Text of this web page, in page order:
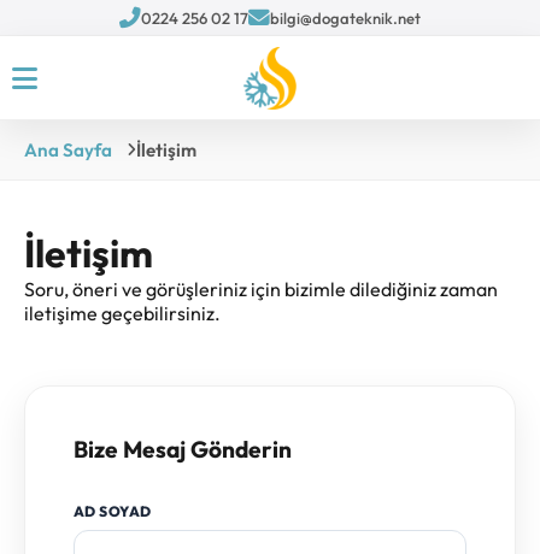
0224 256 02 17 bilgi@dogateknik.net
Ana Sayfa İletişim
İletişim
Soru, öneri ve görüşleriniz için bizimle dilediğiniz zaman
iletişime geçebilirsiniz.
Bize Mesaj Gönderin
AD SOYAD